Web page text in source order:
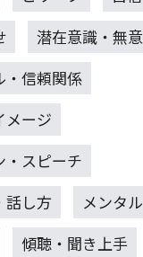
潜在意識・無
・信頼関係
メージ
・スピーチ
話し方
メンタル
傾聴・聞き上手